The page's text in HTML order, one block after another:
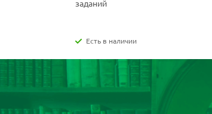
заданий
Есть в наличии